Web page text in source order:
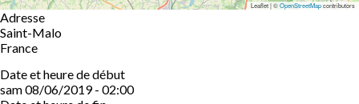
Leaflet | ©OpenStreetMapcontributors
Adresse
Saint-Malo
France
Date et heure de début
sam 08/06/2019 - 02:00